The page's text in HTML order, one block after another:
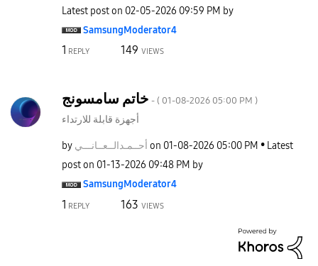
Latest post on ‎02-05-2026 09:59 PM by
SamsungModerator4
1 REPLY 149 VIEWS
خاتم سامسونج - ( ‎01-08-2026 05:00 PM )
أجهزة قابلة للارتداء
by أحــمـدالــعــانـــي on ‎01-08-2026 05:00 PM
Latest
post on ‎01-13-2026 09:48 PM by
SamsungModerator4
1 REPLY 163 VIEWS